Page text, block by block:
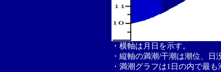
・横軸は月日を示す。
・縦軸の満潮/干潮は潮位、
・満潮グラフは1日の内で最